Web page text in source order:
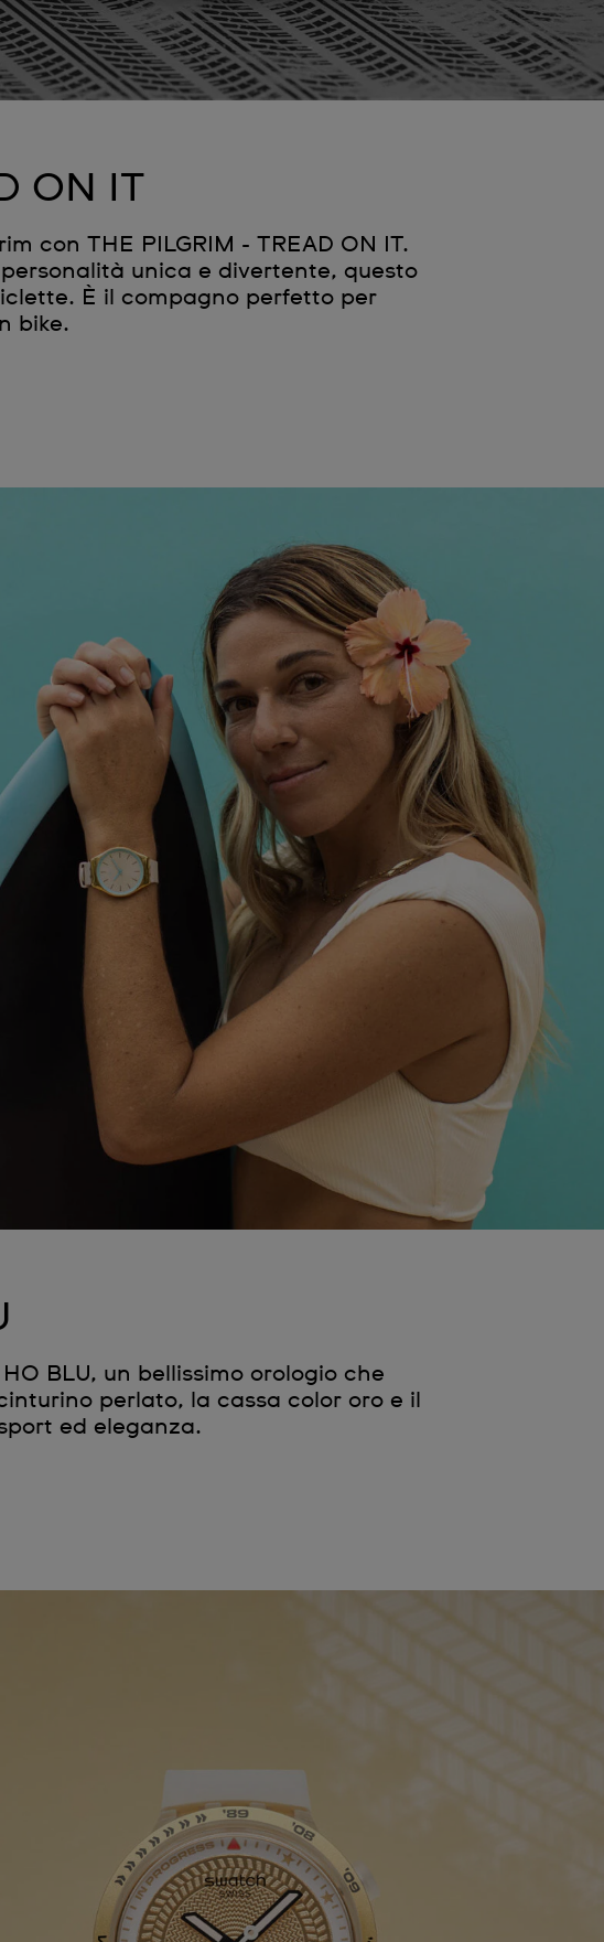
ON IT
con THE PILGRIM - TREAD ON IT.
unica e divertente, questo
È il compagno perfetto per
bike.
BLU, un bellissimo orologio che
perlato, la cassa color oro e il
ed eleganza.